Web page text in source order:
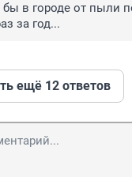
бы в городе от пыли
за год...
ещё 12 ответов